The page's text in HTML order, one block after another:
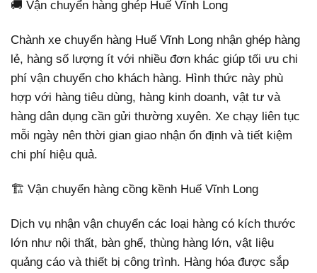
🚚 Vận chuyển hàng ghép Huế Vĩnh Long
Chành xe chuyển hàng Huế Vĩnh Long nhận ghép hàng
lẻ, hàng số lượng ít với nhiều đơn khác giúp tối ưu chi
phí vận chuyển cho khách hàng. Hình thức này phù
hợp với hàng tiêu dùng, hàng kinh doanh, vật tư và
hàng dân dụng cần gửi thường xuyên. Xe chạy liên tục
mỗi ngày nên thời gian giao nhận ổn định và tiết kiệm
chi phí hiệu quả.
🏗️ Vận chuyển hàng cồng kềnh Huế Vĩnh Long
Dịch vụ nhận vận chuyển các loại hàng có kích thước
lớn như nội thất, bàn ghế, thùng hàng lớn, vật liệu
quảng cáo và thiết bị công trình. Hàng hóa được sắp